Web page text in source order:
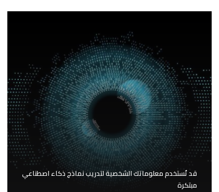
قد تُستخدم معلوماتك الشخصية لتدريب نماذج ذكاء اصطناعي
مبتكرة